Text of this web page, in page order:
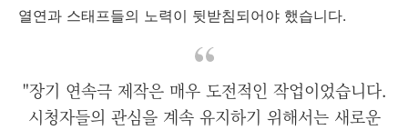
열연과 스태프들의 노력이 뒷받침되어야 했습니다.
"장기 연속극 제작은 매우 도전적인 작업이었습니다.
시청자들의 관심을 계속 유지하기 위해서는 새로운